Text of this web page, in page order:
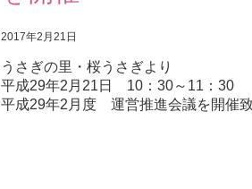
2017年2月21日
うさぎの里・桜うさぎより
平成29年2月21日 10：30～11：30
平成29年2月度 運営推進会議を開催致